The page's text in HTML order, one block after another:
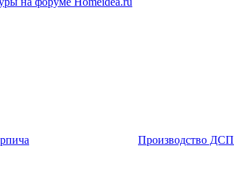
Производство ДСП